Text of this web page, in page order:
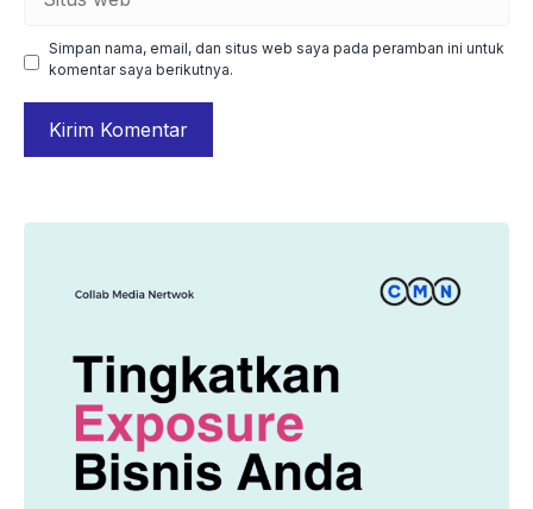
web
Simpan nama, email, dan situs web saya pada peramban ini untuk
komentar saya berikutnya.